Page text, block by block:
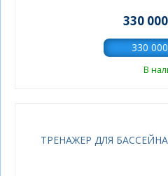
330
В
ТРЕНАЖЕР ДЛЯ